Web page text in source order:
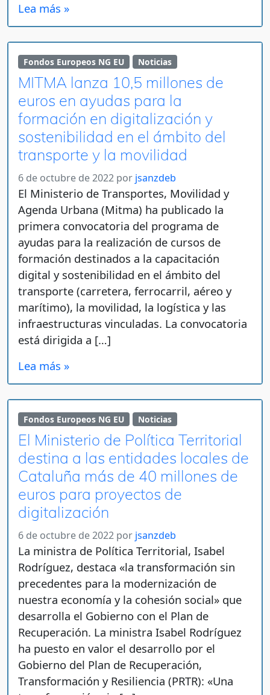
Lea más »
Fondos Europeos NG EU Noticias
MITMA lanza 10,5 millones de
euros en ayudas para la
formación en digitalización y
sostenibilidad en el ámbito del
transporte y la movilidad
6 de octubre de 2022 por jsanzdeb
El Ministerio de Transportes, Movilidad y
Agenda Urbana (Mitma) ha publicado la
primera convocatoria del programa de
ayudas para la realización de cursos de
formación destinados a la capacitación
digital y sostenibilidad en el ámbito del
transporte (carretera, ferrocarril, aéreo y
marítimo), la movilidad, la logística y las
infraestructuras vinculadas. La convocatoria
está dirigida a […]
Lea más »
Fondos Europeos NG EU Noticias
El Ministerio de Política Territorial
destina a las entidades locales de
Cataluña más de 40 millones de
euros para proyectos de
digitalización
6 de octubre de 2022 por jsanzdeb
La ministra de Política Territorial, Isabel
Rodríguez, destaca «la transformación sin
precedentes para la modernización de
nuestra economía y la cohesión social» que
desarrolla el Gobierno con el Plan de
Recuperación. La ministra Isabel Rodríguez
ha puesto en valor el desarrollo por el
Gobierno del Plan de Recuperación,
Transformación y Resiliencia (PRTR): «Una